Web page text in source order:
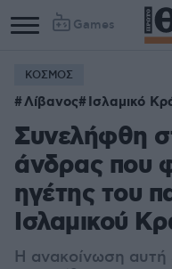
Games
ΚΟΣΜΟΣ
Λίβανος Ισλαμικό
Συνελήφθη
άνδρας που
ηγέτης του
Ισλαμικού
Η ανακοίνωση αυτή